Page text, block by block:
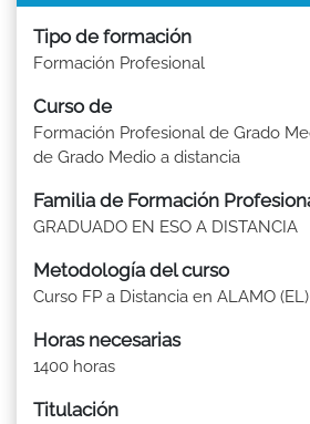
Tipo de formación
Formación Profesional
Curso de
Formación Profesional de Grado
de Grado Medio a distancia
Familia de Formación
GRADUADO EN ESO A DISTANCIA
Metodología del curso
Curso FP a Distancia en ALAMO (EL)
Horas necesarias
1400 horas
Titulación